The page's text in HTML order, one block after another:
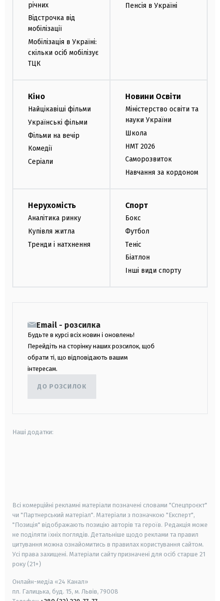
річних
Відстрочка від
мобілізації
Мобілізація в Україні:
скільки осіб мобілізує
ТЦК
Пенсія в Україні
Кіно
Найцікавіші фільми
Українські фільми
Фільми на вечір
Комедії
Серіали
Новини Освіти
Міністерство освіти та
науки України
Школа
НМТ 2026
Саморозвиток
Навчання за кордоном
Нерухомість
Аналітика ринку
Купівля житла
Тренди і натхнення
Спорт
Бокс
Футбол
Теніс
Біатлон
Інші види спорту
Email - розсилка
Будьте в курсі всіх новин і оновлень!
Перейдіть на сторінку наших розсилок, щоб
обрати ті, що відповідають вашим
інтересам.
ДО РОЗСИЛОК
Наші додатки:
Всі комерційні рекламні матеріали позначені словами "Спецпроєкт"
чи "Партнерський матеріал". Матеріали з позначкою "Експерт",
"Позиція" відображають позицію авторів та героїв. Редакція може
не поділяти їхніх поглядів. Детальніше щодо реклами та правил
цитування можна ознайомитись в правилах користування сайтом.
Усі права захищені. Матеріали сайту призначені для осіб старше 21
року (21+)
Онлайн-медіа «24 Канал»
пл. Галицька, буд. 15, м. Львів, 79008